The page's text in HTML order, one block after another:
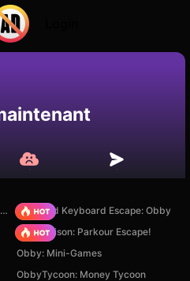
Non Enregistrer
The Race of the Apocalypse: Crush the Zombies!
+1 Speed Keyboard Escape: Obby
Barry Prison: Parkour Escape!
Obby: Mini-Games
ObbyTycoon: Money Tycoon